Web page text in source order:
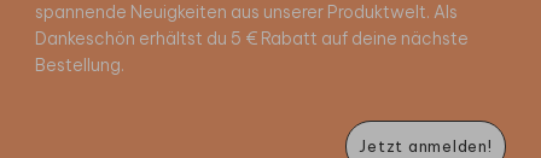
spannende Neuigkeiten aus unserer Produktwelt. Als
Dankeschön erhältst du 5 € Rabatt auf deine nächste
Bestellung.
Jetzt anmelden!